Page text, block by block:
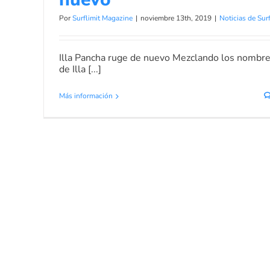
PorSurflimit Magazine | noviembre 13th, 2019 | Noticias de Surf
Illa Pancha ruge de nuevo Mezclando los
de Illa [...]
Más información